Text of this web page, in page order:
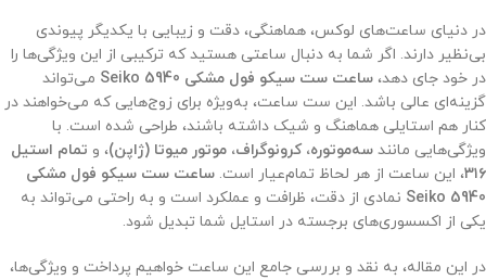
در دنیای ساعت‌های لوکس، هماهنگی، دقت و زیبایی با یکدیگر پیوندی
بی‌نظیر دارند. اگر شما به دنبال ساعتی هستید که ترکیبی از این ویژگی‌ها را
در خود جای دهد، ساعت ست سیکو فول مشکی Seiko 5940
می‌تواند
گزینه‌ای عالی باشد. این ست ساعت، به‌ویژه برای زوج‌هایی که می‌خواهند در
کنار هم استایلی هماهنگ و شیک داشته باشند، طراحی شده است. با
ویژگی‌هایی مانند سه‌موتوره، کرونوگراف، موتور میوتا (ژاپن)، و تمام استیل
۳۱۶، این ساعت از هر لحاظ تمام‌عیار است. ساعت ست سیکو فول مشکی
Seiko 5940 نمادی از دقت، ظرافت و عملکرد است و به راحتی می‌تواند به
یکی از اکسسوری‌های برجسته در استایل شما تبدیل شود.
در این مقاله، به نقد و بررسی جامع این ساعت خواهیم پرداخت و ویژگی‌ها،